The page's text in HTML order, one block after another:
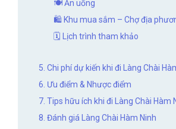
🍽️ Ăn uống
🛍️ Khu mua sắm – Chợ địa
🗓️ Lịch trình tham khảo
5. Chi phí dự kiến khi đi Làng Chài
6. Ưu điểm & Nhược điểm
7. Tips hữu ích khi đi Làng Chài Hàm
8. Đánh giá Làng Chài Hàm Ninh